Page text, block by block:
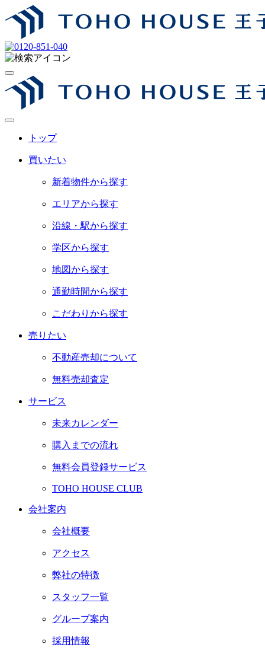
トップ
買いたい
新着物件から探す
エリアから探す
沿線・駅から探す
学区から探す
地図から探す
通勤時間から探す
こだわりから探す
売りたい
不動産売却について
無料売却査定
サービス
未来カレンダー
購入までの流れ
無料会員登録サービス
TOHO HOUSE CLUB
会社案内
会社概要
アクセス
弊社の特徴
スタッフ一覧
グループ案内
採用情報